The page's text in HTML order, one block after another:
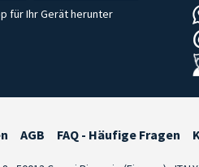
für Ihr Gerät herunter
AGB FAQ - Häufige Fragen